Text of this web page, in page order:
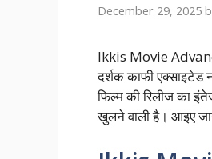
December 29, 2025
Ikkis Movie
दर्शक काफी एक्साइटेड
फिल्म की रिलीज का
खुलने वाली है। आइए